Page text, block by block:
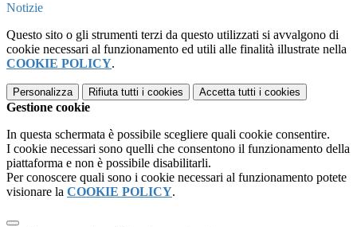
Notizie
Questo sito o gli strumenti terzi da questo utilizzati si avvalgono di
cookie necessari al funzionamento ed utili alle finalità illustrate nella
COOKIE POLICY.
Personalizza Rifiuta tutti i cookies Accetta tutti i cookies
Gestione cookie
In questa schermata è possibile scegliere quali cookie consentire.
I cookie necessari sono quelli che consentono il funzionamento della
piattaforma e non è possibile disabilitarli.
Per conoscere quali sono i cookie necessari al funzionamento potete
visionare la COOKIE POLICY.